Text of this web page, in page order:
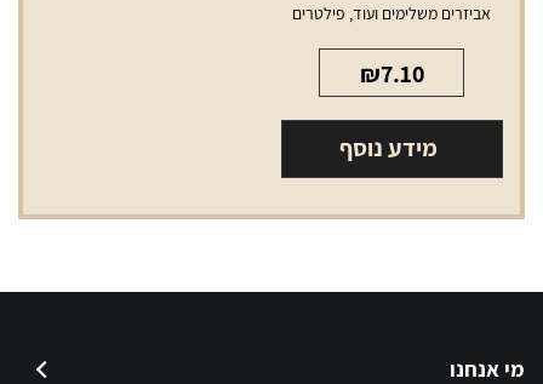
אביזרים משלימים ועוד, פילטרים
₪7.10
מידע נוסף
מי אנחנו